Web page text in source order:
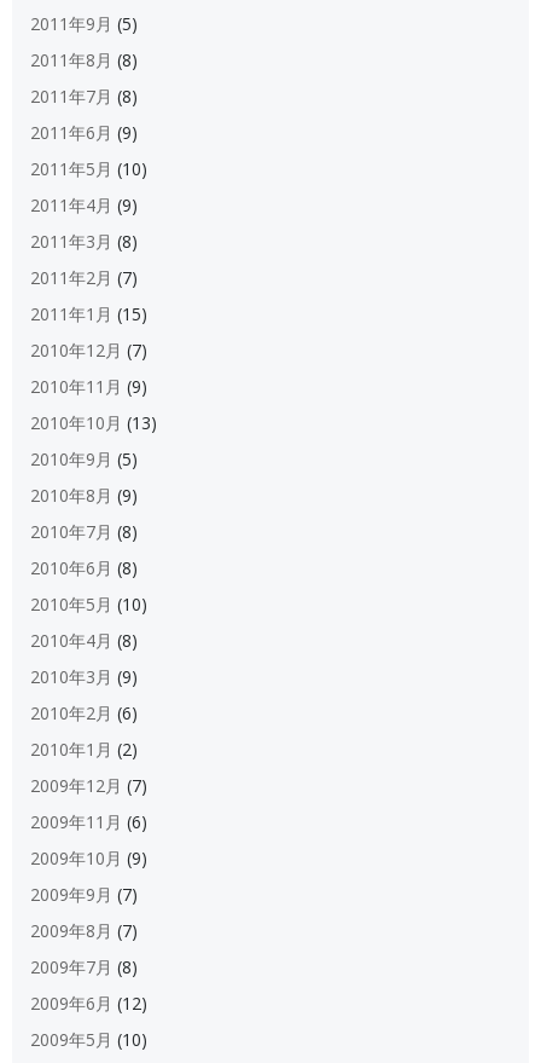
2011年9月 (5)
2011年8月 (8)
2011年7月 (8)
2011年6月 (9)
2011年5月 (10)
2011年4月 (9)
2011年3月 (8)
2011年2月 (7)
2011年1月 (15)
2010年12月 (7)
2010年11月 (9)
2010年10月 (13)
2010年9月 (5)
2010年8月 (9)
2010年7月 (8)
2010年6月 (8)
2010年5月 (10)
2010年4月 (8)
2010年3月 (9)
2010年2月 (6)
2010年1月 (2)
2009年12月 (7)
2009年11月 (6)
2009年10月 (9)
2009年9月 (7)
2009年8月 (7)
2009年7月 (8)
2009年6月 (12)
2009年5月 (10)